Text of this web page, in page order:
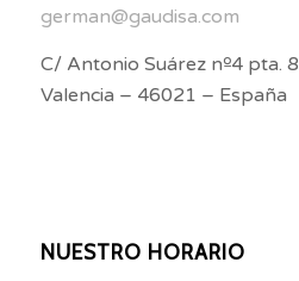
german@gaudisa.com
C/ Antonio Suárez nº4 pta. 8
Valencia – 46021 – España
NUESTRO HORARIO